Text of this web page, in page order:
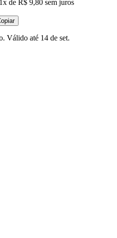
1 x de R$ 9,80 sem juros
Válido até 14 de set.